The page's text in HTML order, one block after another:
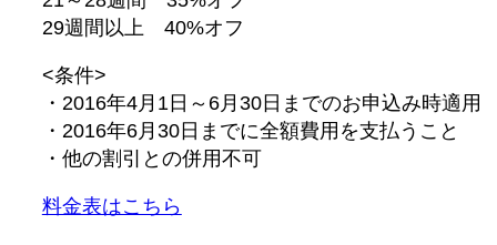
29週間以上 40%オフ
<条件>
・2016年4月1日～6月30日までのお申込み時適用
・2016年6月30日までに全額費用を支払うこと
・他の割引との併用不可
料金表はこちら